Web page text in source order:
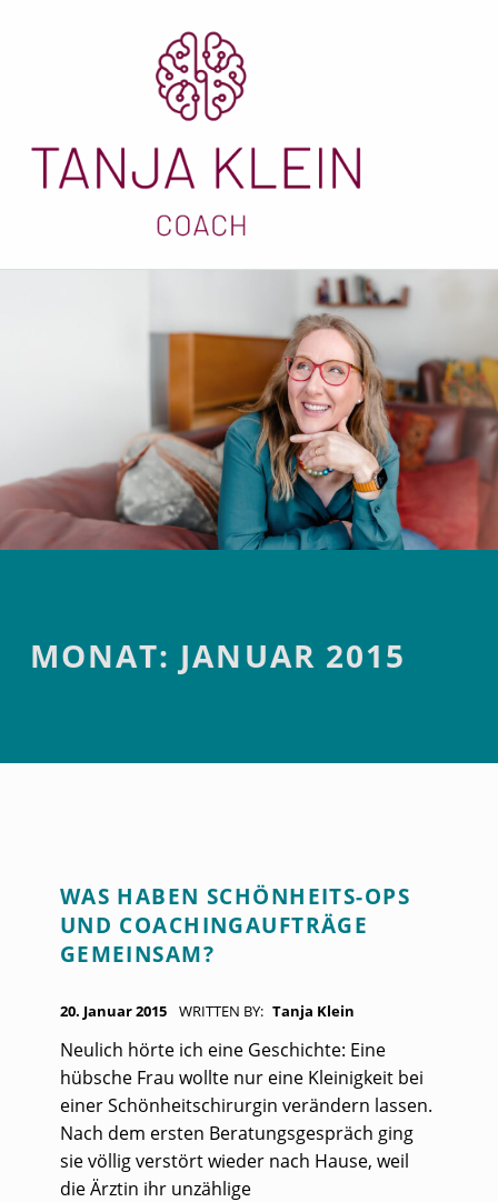
Introduction
MONAT: JANUAR 2015
WAS HABEN SCHÖNHEITS-OPS
UND COACHINGAUFTRÄGE
GEMEINSAM?
20. Januar 2015 WRITTEN BY: Tanja Klein
Neulich hörte ich eine Geschichte: Eine
hübsche Frau wollte nur eine Kleinigkeit bei
einer Schönheitschirurgin verändern lassen.
Nach dem ersten Beratungsgespräch ging
sie völlig verstört wieder nach Hause, weil
die Ärztin ihr unzählige